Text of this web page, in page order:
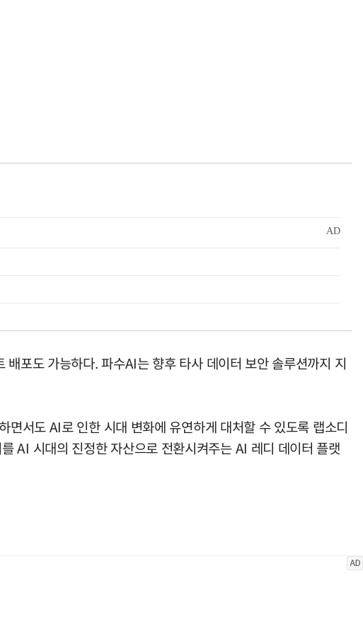
포도 가능하다. 파수AI는 향후 타사 데이터 보안 솔루션까지 지
서도 AI로 인한 시대 변화에 유연하게 대처할 수 있도록 랩소디
AI 시대의 진정한 자산으로 전환시켜주는 AI 레디 데이터 플랫